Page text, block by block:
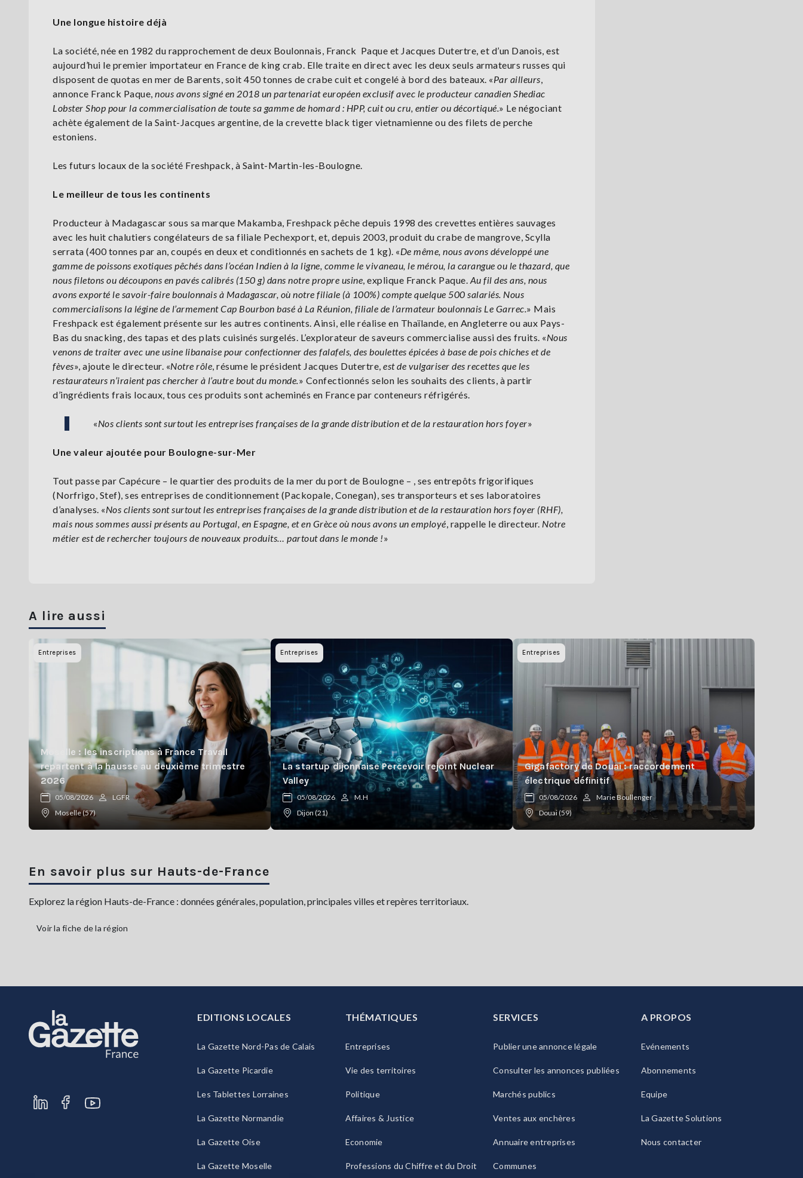
Une longue histoire déjà
La société, née en 1982 du rapprochement de deux Boulonnais, Franck Paque et Jacques Dutertre, et d’un Danois, est
aujourd’hui le premier importateur en France de king crab. Elle traite en direct avec les deux seuls armateurs russes qui
disposent de quotas en mer de Barents, soit 450 tonnes de crabe cuit et congelé à bord des bateaux. «Par ailleurs,
annonce Franck Paque, nous avons signé en 2018 un partenariat européen exclusif avec le producteur canadien Shediac
Lobster Shop pour la commercialisation de toute sa gamme de homard : HPP, cuit ou cru, entier ou décortiqué.» Le négociant
achète également de la Saint-Jacques argentine, de la crevette black tiger vietnamienne ou des filets de perche
estoniens.
Les futurs locaux de la société Freshpack, à Saint-Martin-les-Boulogne.
Le meilleur de tous les continents
Producteur à Madagascar sous sa marque Makamba, Freshpack pêche depuis 1998 des crevettes entières sauvages
avec les huit chalutiers congélateurs de sa filiale Pechexport, et, depuis 2003, produit du crabe de mangrove, Scylla
serrata (400 tonnes par an, coupés en deux et conditionnés en sachets de 1 kg). «De même, nous avons développé une
gamme de poissons exotiques pêchés dans l’océan Indien à la ligne, comme le vivaneau, le mérou, la carangue ou le thazard, que
nous filetons ou découpons en pavés calibrés (150 g) dans notre propre usine, explique Franck Paque. Au fil des ans, nous
avons exporté le savoir-faire boulonnais à Madagascar, où notre filiale (à 100%) compte quelque 500 salariés. Nous
commercialisons la légine de l’armement Cap Bourbon basé à La Réunion, filiale de l’armateur boulonnais Le Garrec.» Mais
Freshpack est également présente sur les autres continents. Ainsi, elle réalise en Thaïlande, en Angleterre ou aux Pays-
Bas du snacking, des tapas et des plats cuisinés surgelés. L’explorateur de saveurs commercialise aussi des fruits. «Nous
venons de traiter avec une usine libanaise pour confectionner des falafels, des boulettes épicées à base de pois chiches et de
fèves», ajoute le directeur. «Notre rôle, résume le président Jacques Dutertre, est de vulgariser des recettes que les
restaurateurs n’iraient pas chercher à l’autre bout du monde.» Confectionnés selon les souhaits des clients, à partir
d’ingrédients frais locaux, tous ces produits sont acheminés en France par conteneurs réfrigérés.
«Nos clients sont surtout les entreprises françaises de la grande distribution et de la restauration hors foyer»
Une valeur ajoutée pour Boulogne-sur-Mer
Tout passe par Capécure – le quartier des produits de la mer du port de Boulogne – , ses entrepôts frigorifiques
(Norfrigo, Stef), ses entreprises de conditionnement (Packopale, Conegan), ses transporteurs et ses laboratoires
d’analyses. «Nos clients sont surtout les entreprises françaises de la grande distribution et de la restauration hors foyer (RHF),
mais nous sommes aussi présents au Portugal, en Espagne, et en Grèce où nous avons un employé, rappelle le directeur. Notre
métier est de rechercher toujours de nouveaux produits… partout dans le monde !»
A lire aussi
Entreprises
Moselle : les inscriptions à France Travail
repartent à la hausse au deuxième trimestre
2026
05/08/2026
LGFR
Moselle (57)
Entreprises
La startup dijonnaise Percevoir rejoint Nuclear
Valley
05/08/2026
M.H
Dijon (21)
Entreprises
Gigafactory de Douai : raccordement
électrique définitif
05/08/2026
Marie Boullenger
Douai (59)
En savoir plus sur Hauts-de-France
Explorez la région Hauts-de-France : données générales, population, principales villes et repères territoriaux.
Voir la fiche de la région
EDITIONS LOCALES
La Gazette Nord-Pas de Calais
La Gazette Picardie
Les Tablettes Lorraines
La Gazette Normandie
La Gazette Oise
La Gazette Moselle
THÉMATIQUES
Entreprises
Vie des territoires
Politique
Affaires & Justice
Economie
Professions du Chiffre et du Droit
SERVICES
Publier une annonce légale
Consulter les annonces publiées
Marchés publics
Ventes aux enchères
Annuaire entreprises
Communes
A PROPOS
Evénements
Abonnements
Equipe
La Gazette Solutions
Nous contacter